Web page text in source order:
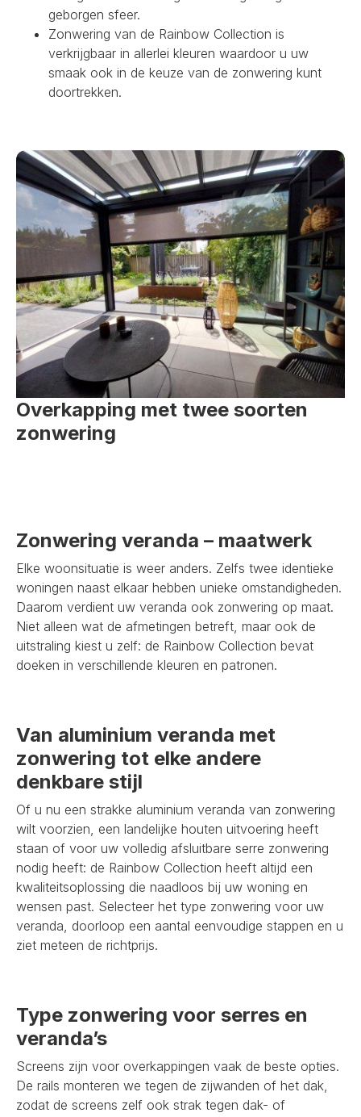
geborgen sfeer.
Zonwering van de Rainbow Collection is
verkrijgbaar in allerlei kleuren waardoor u uw
smaak ook in de keuze van de zonwering kunt
doortrekken.
Overkapping met twee soorten
zonwering
Zonwering veranda – maatwerk
Elke woonsituatie is weer anders. Zelfs twee identieke
woningen naast elkaar hebben unieke omstandigheden.
Daarom verdient uw veranda ook zonwering op maat.
Niet alleen wat de afmetingen betreft, maar ook de
uitstraling kiest u zelf: de Rainbow Collection bevat
doeken in verschillende kleuren en patronen.
Van aluminium veranda met
zonwering tot elke andere
denkbare stijl
Of u nu een strakke aluminium veranda van zonwering
wilt voorzien, een landelijke houten uitvoering heeft
staan of voor uw volledig afsluitbare serre zonwering
nodig heeft: de Rainbow Collection heeft altijd een
kwaliteitsoplossing die naadloos bij uw woning en
wensen past. Selecteer het type zonwering voor uw
veranda, doorloop een aantal eenvoudige stappen en u
ziet meteen de richtprijs.
Type zonwering voor serres en
veranda’s
Screens zijn voor overkappingen vaak de beste opties.
De rails monteren we tegen de zijwanden of het dak,
zodat de screens zelf ook strak tegen dak- of